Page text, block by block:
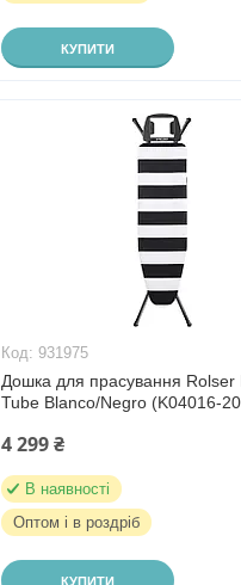
КУПИТИ
931975
Дошка для прасування Rolser
Tube Blanco/Negro (K04016-
4 299 ₴
В наявності
Оптом і в роздріб
КУПИТИ